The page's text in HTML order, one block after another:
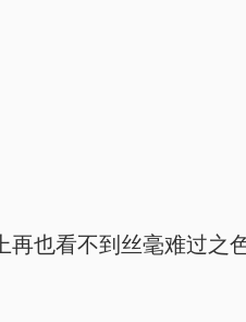
也看不到丝毫难过之